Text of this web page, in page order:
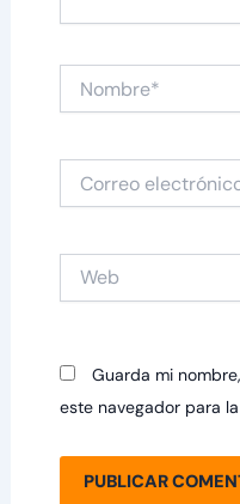
electrónico*
Guarda mi
este navegador para